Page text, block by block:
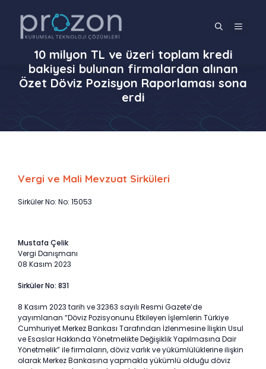
MENÜ
10 milyon TL ve üzeri toplam kredi
bakiyesi bulunan firmalardan alınan
Özet Döviz Pozisyon Raporlaması sona
erdi
Vergi ve Mali Mevzuat Sirküleri
Sirküler No: No: 15053
Mustafa Çelik
Vergi Danışmanı
08 Kasım 2023
Sirküler No: 831
8 Kasım 2023 tarih ve 32363 sayılı Resmi Gazete’de
yayımlanan “Döviz Pozisyonunu Etkileyen İşlemlerin Türkiye
Cumhuriyet Merkez Bankası Tarafından İzlenmesine İlişkin Usul
ve Esaslar Hakkında Yönetmelikte Değişiklik Yapılmasına Dair
Yönetmelik” ile firmaların, döviz varlık ve yükümlülüklerine ilişkin
olarak Merkez Bankasına yapmakla yükümlü olduğu döviz